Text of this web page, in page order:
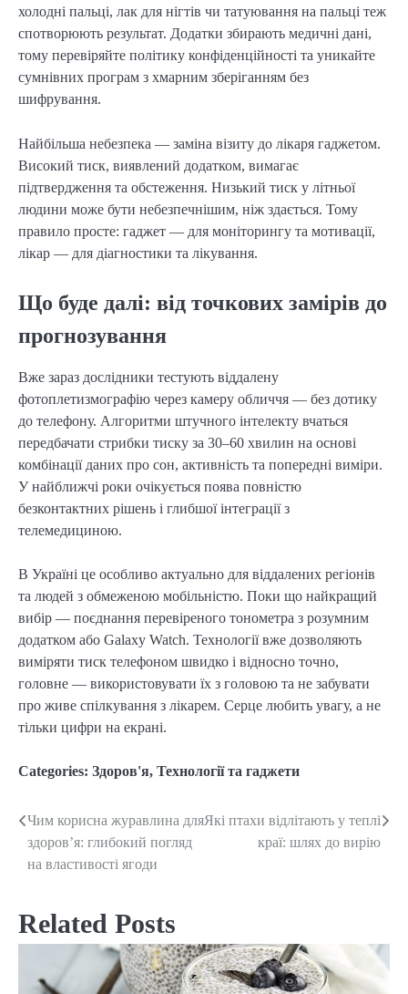
холодні пальці, лак для нігтів чи татуювання на пальці теж
спотворюють результат. Додатки збирають медичні дані,
тому перевіряйте політику конфіденційності та уникайте
сумнівних програм з хмарним зберіганням без
шифрування.
Найбільша небезпека — заміна візиту до лікаря гаджетом.
Високий тиск, виявлений додатком, вимагає
підтвердження та обстеження. Низький тиск у літньої
людини може бути небезпечнішим, ніж здається. Тому
правило просте: гаджет — для моніторингу та мотивації,
лікар — для діагностики та лікування.
Що буде далі: від точкових замірів до
прогнозування
Вже зараз дослідники тестують віддалену
фотоплетизмографію через камеру обличчя — без дотику
до телефону. Алгоритми штучного інтелекту вчаться
передбачати стрибки тиску за 30–60 хвилин на основі
комбінації даних про сон, активність та попередні виміри.
У найближчі роки очікується поява повністю
безконтактних рішень і глибшої інтеграції з
телемедициною.
В Україні це особливо актуально для віддалених регіонів
та людей з обмеженою мобільністю. Поки що найкращий
вибір — поєднання перевіреного тонометра з розумним
додатком або Galaxy Watch. Технології вже дозволяють
виміряти тиск телефоном швидко і відносно точно,
головне — використовувати їх з головою та не забувати
про живе спілкування з лікарем. Серце любить увагу, а не
тільки цифри на екрані.
Categories: Здоров'я, Технології та гаджети
Post
navigation
Чим корисна журавлина для
здоров’я: глибокий погляд
на властивості ягоди
Які птахи відлітають у теплі
краї: шлях до вирію
Related Posts